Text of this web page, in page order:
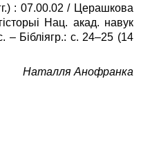
: 07.00.02 / Церашкова
Нац. акад. навук
– Бібліягр.: с. 24–25 (14
Наталля Анофранка